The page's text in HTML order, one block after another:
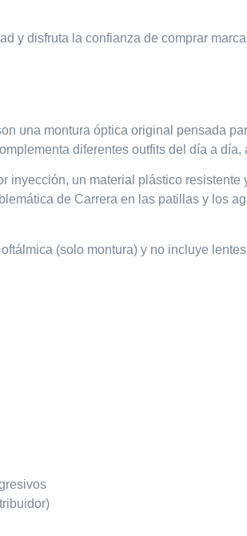
y disfruta la confianza de comprar
una montura óptica original pensada
diferentes outfits del día a
inyección, un material plástico
de Carrera en las patillas y los
(solo montura) y no incluye